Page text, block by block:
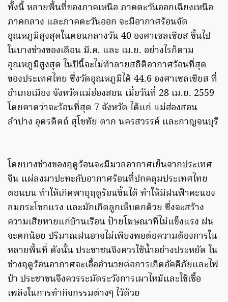
ทั้งนี้ หลายพื้นที่ของภาคเหนือ ภาคตะวันออกเฉียงเหนือ
ภาคกลาง และภาคตะวันออก จะมีอากาศร้อนจัด
อุณหภูมิสูงสุดในตอนกลางวัน 40 องศาเซลเซียส ขึ้นไป
ในบางช่วงของเดือน มี.ค. และ เม.ย. อย่างไรก็ตาม
อุณหภูมิสูงสุด ในปีนี้จะไม่ทำลายสถิติอากาศร้อนที่สุด
ของประเทศไทย ซึ่งวัดอุณหภูมิได้ 44.6 องศาเซลเซียส ที่
อำเภอเมือง จังหวัดแม่ฮ่องสอน เมื่อวันที่ 28 เม.ย. 2559
โดยคาดว่าจะร้อนที่สุด 7 จังหวัด ได้แก่ แม่ฮ่องสอน
ลำปาง อุตรดิตถ์ สุโขทัย ตาก นครสวรรค์ และกาญจนบุรี
โดยบางช่วงของฤดูร้อนจะมีมวลอากาศเย็นจากประเทศ
จีน แผ่ลงมาปะทะกับอากาศร้อนที่ปกคลุมประเทศไทย
ตอนบน ทำให้เกิดพายุฤดูร้อนขึ้นได้ ทำให้มีฝนฟ้าคะนอง
ลมกระโชกแรง และมักเกิดลูกเห็บตกด้วย ซึ่งจะสร้าง
ความเสียหายแก่บ้านเรือน ป้ายโฆษณาที่ไม่แข็งแรง ฝน
จะตกน้อย ปริมาณฝนอาจไม่เพียงพอต่อความต้องการใน
หลายพื้นที่ ดังนั้น ประชาชนจึงควรใช้น้ำอย่างประหยัด ใน
ช่วงฤดูร้อนอากาศจะเอื้ออำนวยต่อการเกิดอัคคีภัยและไฟ
ป่า ประชาชนจึงควรระมัดระวังการเผาไหม้และใช้เชื้อ
เพลิงในการทำกิจกรรมต่างๆ ไว้ด้วย